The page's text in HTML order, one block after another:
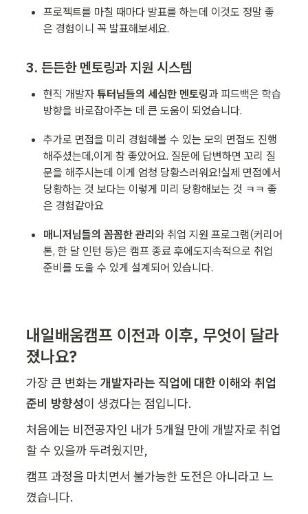
프로젝트를 마칠 때마다 발표를 하는데 이것도 정말 좋
은 경험이니 꼭 발표해보세요.
3. 든든한 멘토링과 지원 시스템
현직 개발자 튜터님들의 세심한 멘토링과 피드백은 학습
방향을 바로잡아주는 데 큰 도움이 되었습니다.
추가로 면접을 미리 경험해볼 수 있는 모의 면접도 진행
해주셨는데,이게 참 좋았어요. 질문에 답변하면 꼬리 질
문을 해주시는데 이게 엄청 당황스러워요!실제 면접에서
당황하는 것 보다는 이렇게 미리 당황해보는 것 ㅋㅋ 좋
은 경험같아요
매니저님들의 꼼꼼한 관리와 취업 지원 프로그램(커리어
톤, 한 달 인턴 등)은 캠프 종료 후에도지속적으로 취업
준비를 도울 수 있게 설계되어 있습니다.
내일배움캠프 이전과 이후, 무엇이 달라
졌나요?
가장 큰 변화는 개발자라는 직업에 대한 이해와 취업
준비 방향성이 생겼다는 점입니다.
처음에는 비전공자인 내가 5개월 만에 개발자로 취업
할 수 있을까 두려웠지만,
캠프 과정을 마치면서 불가능한 도전은 아니라고 느
꼈습니다.